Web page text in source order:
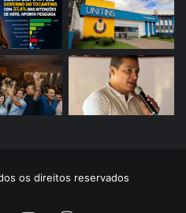
os direitos reservados